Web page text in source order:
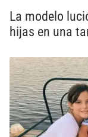
La modelo
hijas en una